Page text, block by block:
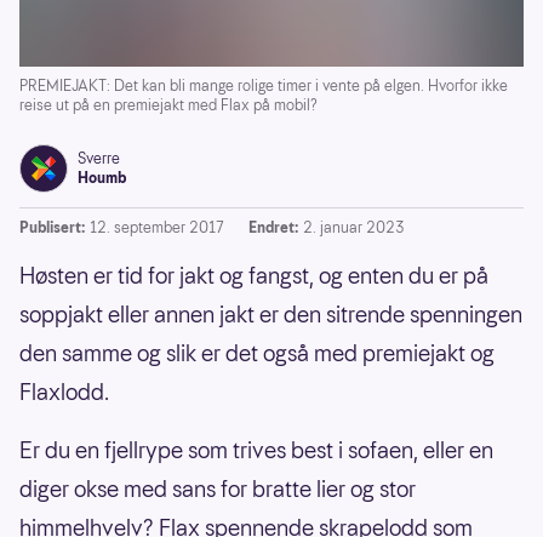
PREMIEJAKT: Det kan bli mange rolige timer i vente på elgen. Hvorfor ikke
reise ut på en premiejakt med Flax på mobil?
Sverre
Houmb
Publisert: 12. september 2017 Endret: 2. januar 2023
Høsten er tid for jakt og fangst, og enten du er på
soppjakt eller annen jakt er den sitrende spenningen
den samme og slik er det også med premiejakt og
Flaxlodd.
Er du en fjellrype som trives best i sofaen, eller en
diger okse med sans for bratte lier og stor
himmelhvelv? Flax spennende skrapelodd som